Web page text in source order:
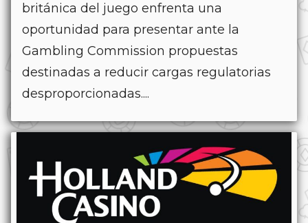
británica del juego enfrenta una
oportunidad para presentar ante la
Gambling Commission propuestas
destinadas a reducir cargas regulatorias
desproporcionadas....